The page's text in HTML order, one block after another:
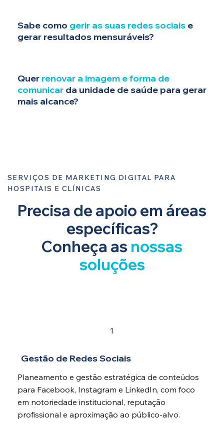
Sabe como gerir as suas redes sociais e
gerar resultados mensuráveis?
Quer renovar a imagem e forma de
comunicar da unidade de saúde para gerar
mais alcance?
SERVIÇOS DE MARKETING DIGITAL PARA
HOSPITAIS E CLÍNICAS
Precisa de apoio em áreas
específicas?
Conheça as nossas
soluções
1
Gestão de Redes Sociais
Planeamento e gestão estratégica de conteúdos
para Facebook, Instagram e LinkedIn, com foco
em notoriedade institucional, reputação
profissional e aproximação ao público-alvo.